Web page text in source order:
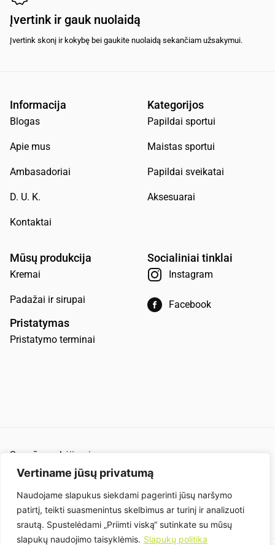
Vertiname jūsų privatumą
Naudojame slapukus siekdami pagerinti jūsų naršymo
patirtį, teikti suasmenintus skelbimus ar turinį ir analizuoti
srautą. Spustelėdami „Priimti viską“ sutinkate su mūsų
slapukų naudojimo taisyklėmis. Slapukų politika
Įvertink ir gauk nuolaidą
Įvertink skonį ir kokybę bei gaukite nuolaidą sekančiam užsakymui.
Informacija
Blogas
Apie mus
Ambasadoriai
D. U. K.
Kontaktai
Kategorijos
Papildai sportui
Maistas sportui
Papildai sveikatai
Aksesuarai
Mūsų produkcija
Kremai
Padažai ir sirupai
Pristatymas
Pristatymo terminai
Socialiniai tinklai
Instagram
Facebook
Saugūs mokėjimai
Pirkimo ir pardavimo taisyklės
Privatumo politika
Slapukai